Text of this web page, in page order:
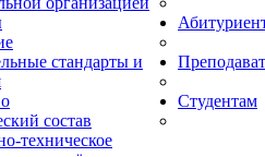
стандарты и
состав
техническое
Студентам